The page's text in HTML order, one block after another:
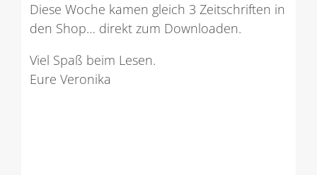
Diese Woche kamen gleich 3 Zeitschriften in
den Shop… direkt zum Downloaden.
Viel Spaß beim Lesen.
Eure Veronika